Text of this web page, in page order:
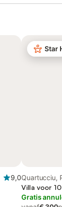
9,0
Star
Quartucciu,
Villa voor
Gratis